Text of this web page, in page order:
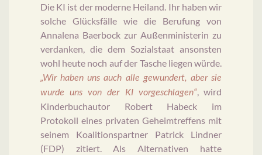
Die KI ist der moderne Heiland. Ihr haben wir
solche Glücksfälle wie die Berufung von
Annalena Baerbock zur Außenministerin zu
verdanken, die dem Sozialstaat ansonsten
wohl heute noch auf der Tasche liegen würde.
„Wir haben uns auch alle gewundert, aber sie
wurde uns von der KI vorgeschlagen“, wird
Kinderbuchautor Robert Habeck im
Protokoll eines privaten Geheimtreffens mit
seinem Koalitionspartner Patrick Lindner
(FDP) zitiert. Als Alternativen hatte